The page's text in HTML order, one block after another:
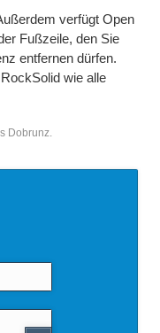
verfügt Open
Fußzeile, den Sie
entfernen dürfen.
wie alle
Dobrunz.